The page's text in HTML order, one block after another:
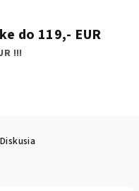
do 119,- EUR
!!!
Diskusia